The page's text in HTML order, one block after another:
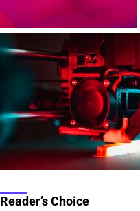
Reader’s Choice